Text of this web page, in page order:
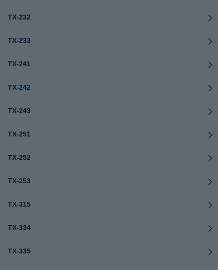
TX-232
TX-233
TX-241
TX-242
TX-243
TX-251
TX-252
TX-253
TX-315
TX-334
TX-335